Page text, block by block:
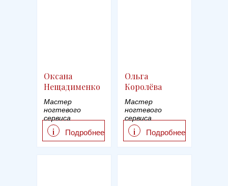
Подробнее
i
Оксана
Нещадименко
Мастер
ногтевого
сервиса
Подробнее
i
Ольга
Королёва
Мастер
ногтевого
сервиса